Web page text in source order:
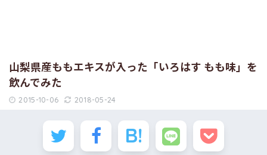
山梨県産ももエキスが入った「いろはす もも味」を
飲んでみた
2015-10-06 2018-05-24